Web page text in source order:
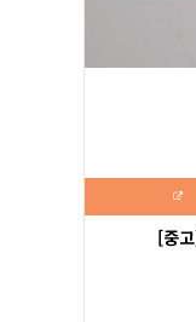
[중